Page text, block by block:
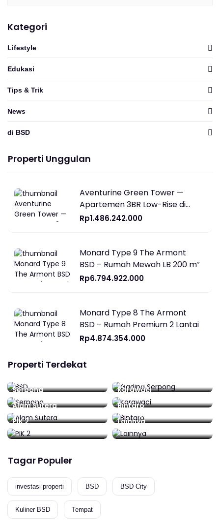
Kategori
Lifestyle
Edukasi
Tips & Trik
News
di BSD
Properti Unggulan
Aventurine Green Tower —
Apartemen 3BR Low-Rise di
Vanya Park Harga Rp1,77 Miliar
Rp1.486.242.000
Monard Type 9 The Armont
BSD – Rumah Mewah LB 200 m²
Rp6.794.922.000
Monard Type 8 The Armont
BSD – Rumah Premium 2 Lantai
Rp4.874.354.000
Properti Terdekat
188 listing 212 listing
Serpong
15 listing
Karawaci
0 listing
Alam Sutera
48 listing
Bintaro
16 listing
PIK 2
0 listing
Lainnya
92 listing
Tagar Populer
investasi properti BSD BSD City
Kuliner BSD Tempat